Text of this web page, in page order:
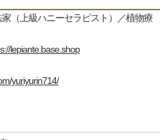
（上級ハニーセラピスト）／植物療
lepiante.base.shop
yuriyurin714/